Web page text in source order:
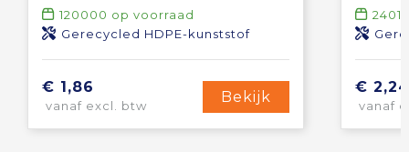
120000 op voorraad
Gerecycled HDPE-kunststof
€ 1,86
vanaf excl. btw
Bekijk
24011
€ 2,24
vanaf